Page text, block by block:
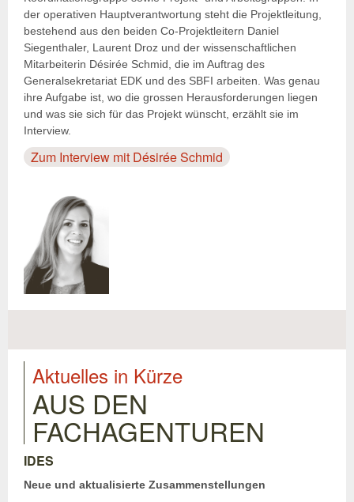
der operativen Hauptverantwortung steht die Projektleitung,
bestehend aus den beiden Co-Projektleitern Daniel
Siegenthaler, Laurent Droz und der wissenschaftlichen
Mitarbeiterin Désirée Schmid, die im Auftrag des
Generalsekretariat EDK und des SBFI arbeiten. Was genau
ihre Aufgabe ist, wo die grossen Herausforderungen liegen
und was sie sich für das Projekt wünscht, erzählt sie im
Interview.
Zum Interview mit Désirée Schmid
Aktuelles in Kürze
AUS DEN
FACHAGENTUREN
IDES
Neue und aktualisierte Zusammenstellungen